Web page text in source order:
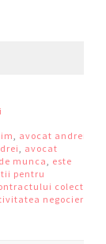
, avocat andrei
, avocat
munca, este
pentru
colectiv
negocierii